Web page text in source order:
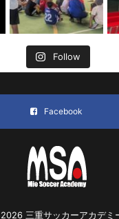
Follow
Facebook
三重サッカーアカデミ